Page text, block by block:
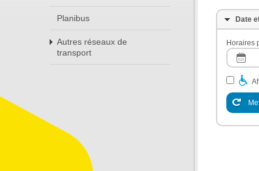
Planibus
Autres réseaux de
transport
Date
Horaires